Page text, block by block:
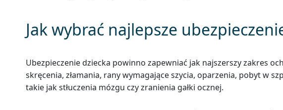
Jak wybrać najlepsze
Ubezpieczenie dziecka powinno zapewniać jak najszerszy zakres
skręcenia, złamania, rany wymagające szycia, oparzenia, pobyt w
takie jak stłuczenia mózgu czy zranienia gałki ocznej.